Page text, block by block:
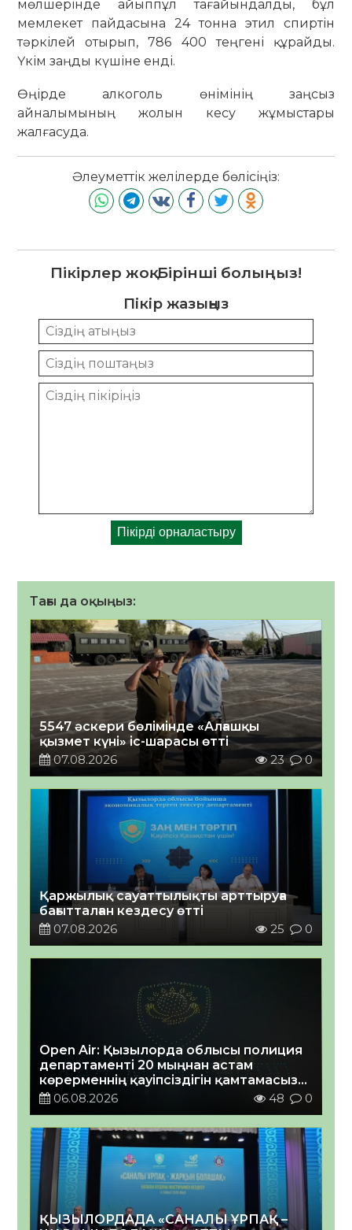
мөлшерінде айыппұл тағайындалды, бұл
мемлекет пайдасына 24 тонна этил спиртін
тәркілей отырып, 786 400 теңгені құрайды.
Үкім заңды күшіне енді.
Өңірде алкоголь өнімінің заңсыз
айналымының жолын кесу жұмыстары
жалғасуда.
Әлеуметтік желілерде бөлісіңіз:
Пікірлер жоқ. Бірінші болыңыз!
Пікір жазыңыз
Тағы да оқыңыз:
5547 әскери бөлімінде «Алғашқы
қызмет күні» іс-шарасы өтті
07.08.2026
23 0
Қаржылық сауаттылықты арттыруға
бағытталған кездесу өтті
07.08.2026
25 0
Open Air: Қызылорда облысы полиция
департаменті 20 мыңнан астам
көрерменнің қауіпсіздігін қамтамасыз
етті06.08.2026 48 0
ҚЫЗЫЛОРДАДА «САНАЛЫ ҰРПАҚ –